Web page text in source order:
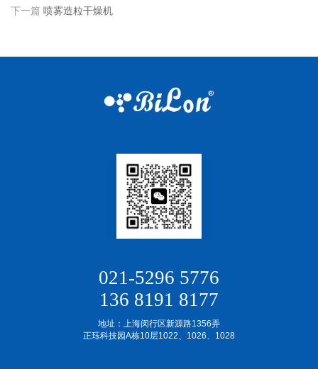
下一篇 喷雾造粒干燥机
021-5296 5776
136 8191 8177
地址：上海闵行区新源路1356弄
正珏科技园A栋10层1022、1026、1028